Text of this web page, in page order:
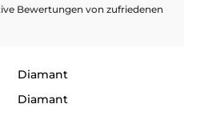
Bewertungen von zufriedenen
Diamant
Diamant